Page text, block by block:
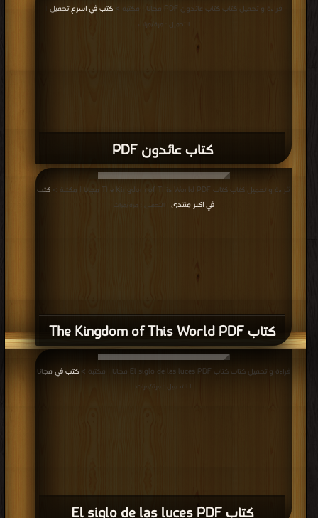
كتاب عائدون PDF
قراءة و تحميل كتاب كتاب عائدون PDF مجانا | مكتبة > كتب في اسرع تحميل
التحميل : مرة/مرات
كتاب The Kingdom of This World PDF
قراءة و تحميل كتاب كتاب The Kingdom of This World PDF مجانا | مكتبة >
كتب
في اكبر منتدى
| التحميل : مرة/مرات
قراءة و تحميل كتاب كتاب El siglo de las luces PDF مجانا | مكتبة > كتب في مجانا
| التحميل : مرة/مرات